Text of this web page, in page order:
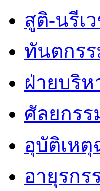
สูติ-นรีเ
ทันตกรร
ฝ่ายบริห
ศัลยกรร
อุบัติเห
อายุรกร